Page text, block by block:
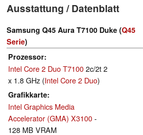
Ausstattung / Datenblatt
Samsung Q45 Aura T7100 Duke (Q45
Serie)
Prozessor
Intel Core 2 Duo T71002c/2t 2
x 1.8 GHz (Intel Core 2 Duo)
Grafikkarte
Intel Graphics Media
Accelerator (GMA) X3100-
128 MB VRAM